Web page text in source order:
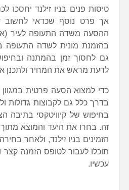
טיסות פנים בניו זילנד יחסכו
אך פרט נוסף שכדאי לחשוב
ההסעה משדה התעופה לעיר (או
בהזמנת מונית לשדה התעופה
גם לחסוך זמן בהמתנה
לדעת מראש את המחיר ולתכנן
כדי למצוא הסעה פרטית
בדרך כלל גם לקבוצות גדולות
בחיפוש של קיוויטקסי בתיבה
זה. בחרו את היעד והמוצא מתוך
הזמינים בניו זילנד, ולאחר
תוכלו לעבור לטופס הזמנה
עכשיו.